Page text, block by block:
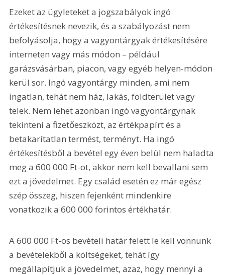
Ezeket az ügyleteket a jogszabályok ingó
értékesítésnek nevezik, és a szabályozást nem
befolyásolja, hogy a vagyontárgyak értékesítésére
interneten vagy más módon – például
garázsvásárban, piacon, vagy egyéb helyen-módon
kerül sor. Ingó vagyontárgy minden, ami nem
ingatlan, tehát nem ház, lakás, földterület vagy
telek. Nem lehet azonban ingó vagyontárgynak
tekinteni a fizetőeszközt, az értékpapírt és a
betakarítatlan termést, terményt. Ha ingó
értékesítésből a bevétel egy éven belül nem haladta
meg a 600 000 Ft-ot, akkor nem kell bevallani sem
ezt a jövedelmet. Egy család esetén ez már egész
szép összeg, hiszen fejenként mindenkire
vonatkozik a 600 000 forintos értékhatár.
A 600 000 Ft-os bevételi határ felett le kell vonnunk
a bevételekből a költségeket, tehát így
megállapítjuk a jövedelmet, azaz, hogy mennyi a